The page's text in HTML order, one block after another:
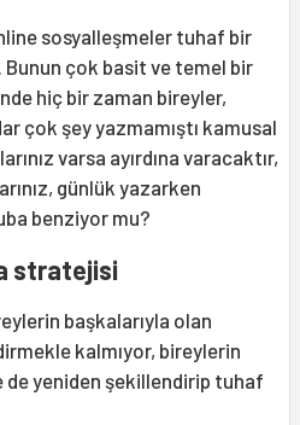
sosyalleşmeler tuhaf bir
Bunun çok basit ve temel bir
hiç bir zaman bireyler,
çok şey yazmamıştı kamusal
varsa ayırdına varacaktır,
günlük yazarken
benziyor mu?
stratejisi
başkalarıyla olan
kalmıyor, bireylerin
yeniden şekillendirip tuhaf